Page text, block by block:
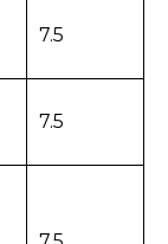
7.5
7.5